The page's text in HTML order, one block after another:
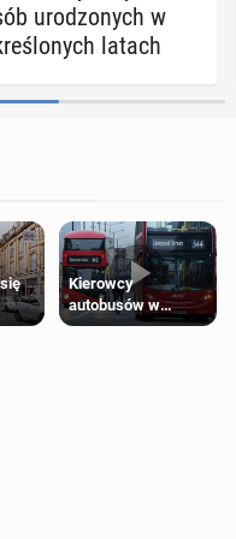
uro­dzo­nych w
latach
Kierowcy
autobusów w
Londynie